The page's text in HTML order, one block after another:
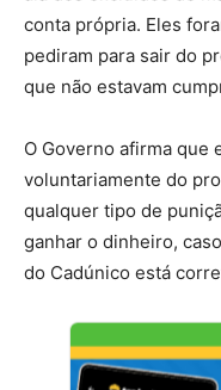
conta própria. Eles
pediram para sair do
que não estavam
O Governo afirma que
voluntariamente do
qualquer tipo de
ganhar o dinheiro,
do Cadúnico está